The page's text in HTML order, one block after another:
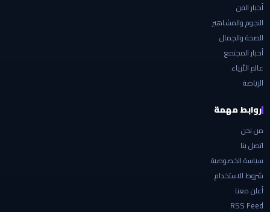
أخبار الفن
النجوم والمشاهير
الصحة والجمال
أخبار المجتمع
عالم الأزياء
الرياضة
روابط مهمة
من نحن
اتصل بنا
سياسة الخصوصية
شروط الاستخدام
أعلن معنا
RSS Feed